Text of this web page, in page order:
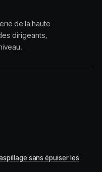
de la haute
dirigeants,
sans épuiser les